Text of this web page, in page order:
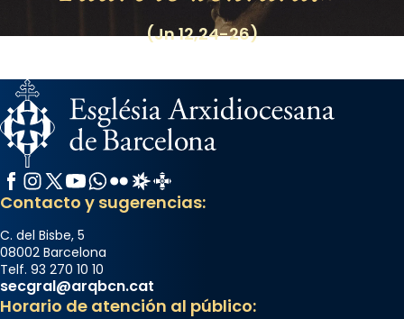
(Jn 12,24-26)
Facebook
Instagram
X / Twitter
YouTube
WhatsApp
FlickrRadio Estel
Catalunya Cristiana
Contacto y sugerencias:
C. del Bisbe, 5
08002 Barcelona
Telf. 93 270 10 10
secgral@arqbcn.cat
Horario de atención al público: